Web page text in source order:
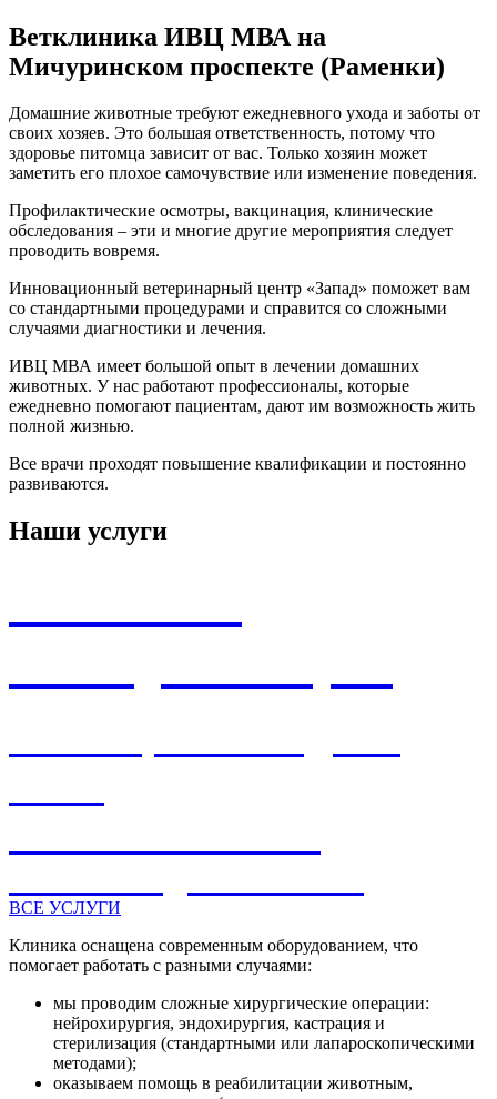
Ветклиника ИВЦ МВА на
Мичуринском проспекте (Раменки)
Домашние животные требуют ежедневного ухода и заботы от
своих хозяев. Это большая ответственность, потому что
здоровье питомца зависит от вас. Только хозяин может
заметить его плохое самочувствие или изменение поведения.
Профилактические осмотры, вакцинация, клинические
обследования – эти и многие другие мероприятия следует
проводить вовремя.
Инновационный ветеринарный центр «Запад» поможет вам
со стандартными процедурами и справится со сложными
случаями диагностики и лечения.
ИВЦ МВА имеет большой опыт в лечении домашних
животных. У нас работают профессионалы, которые
ежедневно помогают пациентам, дают им возможность жить
полной жизнью.
Все врачи проходят повышение квалификации и постоянно
развиваются.
Наши услуги
ВСЕ УСЛУГИ
Клиника оснащена современным оборудованием, что
помогает работать с разными случаями:
мы проводим сложные хирургические операции:
нейрохирургия, эндохирургия, кастрация и
стерилизация (стандартными или лапароскопическими
методами);
оказываем помощь в реабилитации животным,